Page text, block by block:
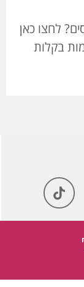
לחצו כאן
בקלות